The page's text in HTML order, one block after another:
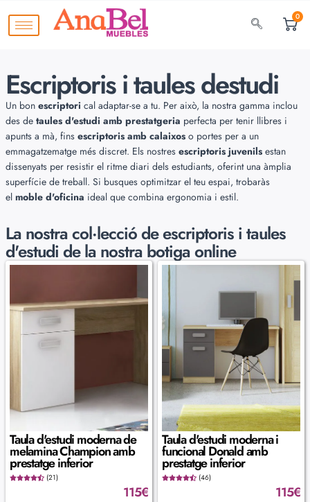
0
Escriptoris i taules destudi
Un bon escriptori cal adaptar-se a tu. Per això, la nostra gamma inclou
des de taules d'estudi amb prestatgeria perfecta per tenir llibres i
apunts a mà, fins escriptoris amb calaixos o portes per a un
emmagatzematge més discret. Els nostres escriptoris juvenils estan
dissenyats per resistir el ritme diari dels estudiants, oferint una àmplia
superfície de treball. Si busques optimitzar el teu espai, trobaràs
el moble d'oficina ideal que combina ergonomia i estil.
La nostra col·lecció deescriptoris i taules
d'estudi de la nostra botiga online
Taula d'estudi moderna de
melamina Champion amb
prestatge inferior
(21)
115€
Taula d'estudi moderna i
funcional Donald amb
prestatge inferior
(46)
115€